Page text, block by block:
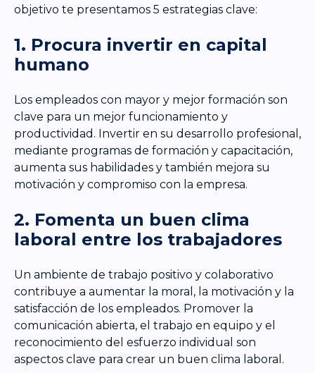
objetivo te presentamos 5 estrategias clave:
1. Procura invertir en capital
humano
Los empleados con mayor y mejor formación son
clave para un mejor funcionamiento y
productividad. Invertir en su desarrollo profesional,
mediante programas de formación y capacitación,
aumenta sus habilidades y también mejora su
motivación y compromiso con la empresa.
2. Fomenta un buen clima
laboral entre los trabajadores
Un ambiente de trabajo positivo y colaborativo
contribuye a aumentar la moral, la motivación y la
satisfacción de los empleados. Promover la
comunicación abierta, el trabajo en equipo y el
reconocimiento del esfuerzo individual son
aspectos clave para crear un buen clima laboral.